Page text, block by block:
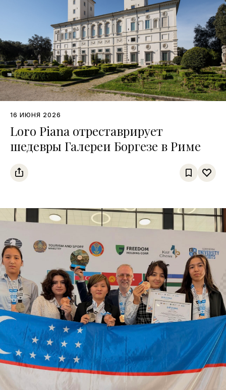
16 ИЮНЯ 2026
Loro Piana отреставрирует
шедевры Галереи Боргезе в Риме